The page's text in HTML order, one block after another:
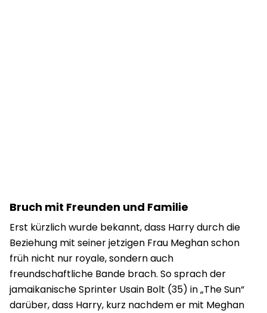
Bruch mit Freunden und Familie
Erst kürzlich wurde bekannt, dass Harry durch die
Beziehung mit seiner jetzigen Frau Meghan schon
früh nicht nur royale, sondern auch
freundschaftliche Bande brach. So sprach der
jamaikanische Sprinter Usain Bolt (35) in „The Sun“
darüber, dass Harry, kurz nachdem er mit Meghan